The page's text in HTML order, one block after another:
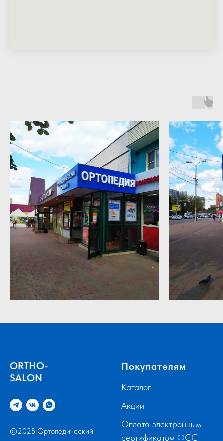
ORTHO-
SALON
©2025 Ортопедический
Покупателям
Каталог
Акции
Оплата электронным
сертификатом ФСС